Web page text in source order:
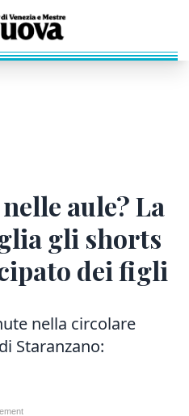
aule? La
gli shorts
dei figli
nella circolare
Staranzano: